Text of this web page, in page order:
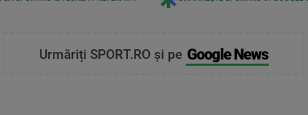
Urmăriți SPORT.RO și pe Google News